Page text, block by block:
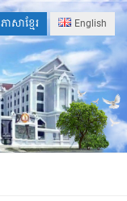
ភាសាខ្មែរ English